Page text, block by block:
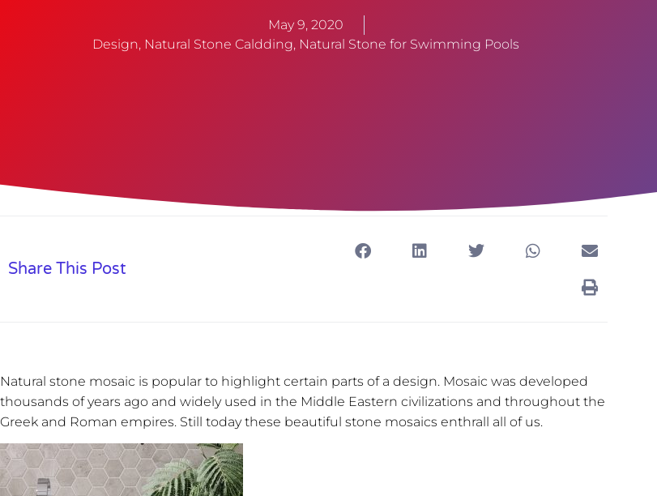
May 9, 2020
Design, Natural Stone Caldding, Natural Stone for Swimming Pools
Share This Post
Natural stone mosaic is popular to highlight certain parts of a design. Mosaic was developed
thousands of years ago and widely used in the Middle Eastern civilizations and throughout the
Greek and Roman empires. Still today these beautiful stone mosaics enthrall all of us.